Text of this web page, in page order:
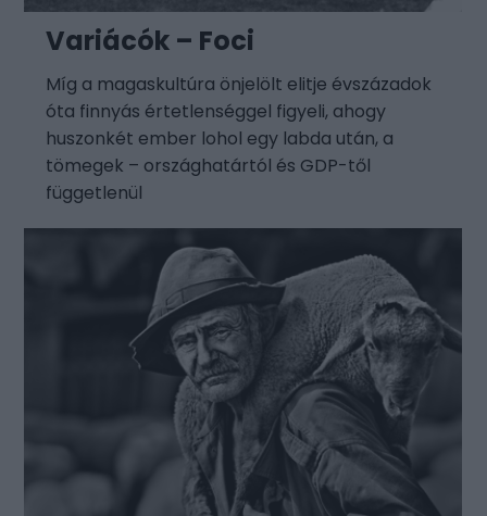
Variácók – Foci
Míg a magaskultúra önjelölt elitje évszázadok
óta finnyás értetlenséggel figyeli, ahogy
huszonkét ember lohol egy labda után, a
tömegek – országhatártól és GDP-től
függetlenül